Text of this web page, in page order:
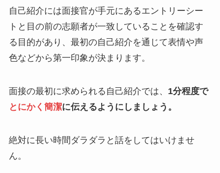
自己紹介には面接官が手元にあるエントリーシー
トと目の前の志願者が一致していることを確認す
る目的があり、最初の自己紹介を通じて表情や声
色などから第一印象が決まります。
面接の最初に求められる自己紹介では、 1分程度で
とにかく簡潔に伝えるようにしましょう。
絶対に長い時間ダラダラと話をしてはいけませ
ん。